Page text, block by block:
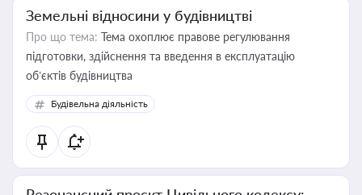
Земельні відносини у будівництві
Про що тема: Тема охоплює правове регулювання
підготовки, здійснення та введення в експлуатацію
об’єктів будівництва
Будівельна діяльність